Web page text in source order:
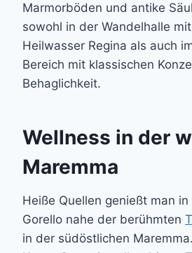
Marmorböden und antike
sowohl in der Wandelhalle
Heilwasser Regina als auch
Bereich mit klassischen
Behaglichkeit.
Wellness in der
Maremma
Heiße Quellen genießt man
Gorello nahe der berühmten
in der südöstlichen